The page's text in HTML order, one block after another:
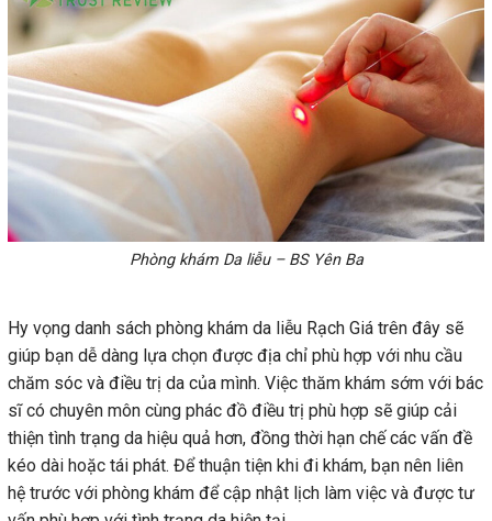
Phòng khám Da liễu – BS Yên Ba
Hy vọng danh sách phòng khám da liễu Rạch Giá trên đây sẽ
giúp bạn dễ dàng lựa chọn được địa chỉ phù hợp với nhu cầu
chăm sóc và điều trị da của mình. Việc thăm khám sớm với bác
sĩ có chuyên môn cùng phác đồ điều trị phù hợp sẽ giúp cải
thiện tình trạng da hiệu quả hơn, đồng thời hạn chế các vấn đề
kéo dài hoặc tái phát. Để thuận tiện khi đi khám, bạn nên liên
hệ trước với phòng khám để cập nhật lịch làm việc và được tư